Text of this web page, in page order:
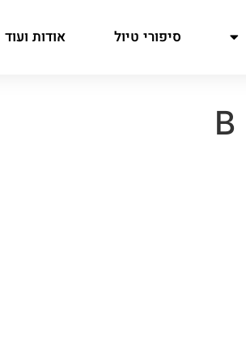
סיפורי טיול אודות ועוד